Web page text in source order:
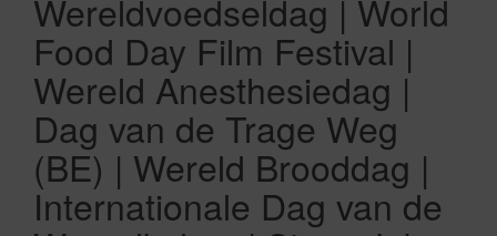
Wereldvoedseldag | World
Food Day Film Festival |
Wereld Anesthesiedag |
Dag van de Trage Weg
(BE) | Wereld Brooddag |
Internationale Dag van de